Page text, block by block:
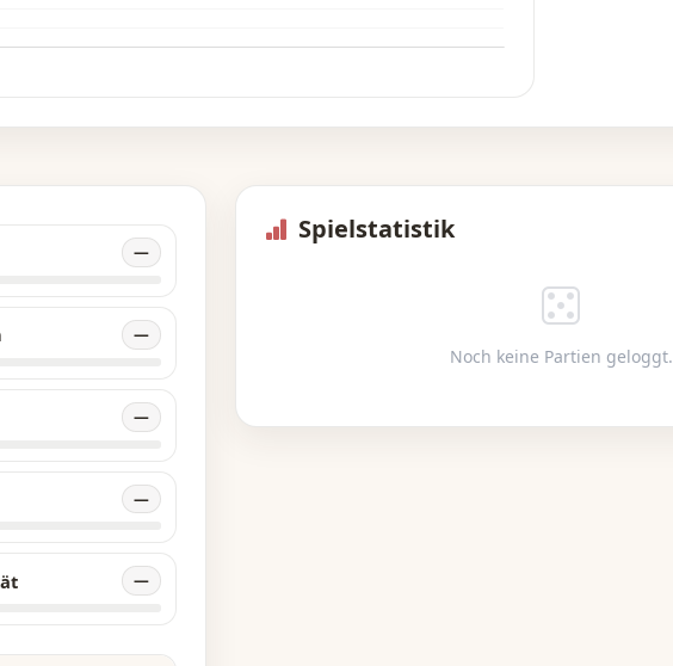
—
—
—
—
—
Spielstatistik
Noch keine Partien geloggt.